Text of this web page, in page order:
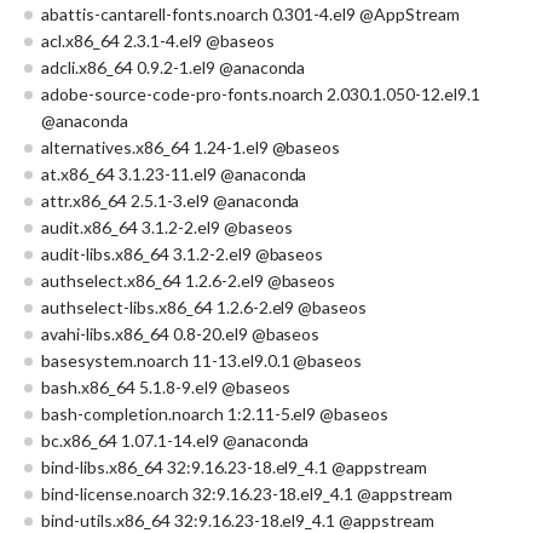
abattis-cantarell-fonts.noarch 0.301-4.el9 @AppStream
acl.x86_64 2.3.1-4.el9 @baseos
adcli.x86_64 0.9.2-1.el9 @anaconda
adobe-source-code-pro-fonts.noarch 2.030.1.050-12.el9.1
@anaconda
alternatives.x86_64 1.24-1.el9 @baseos
at.x86_64 3.1.23-11.el9 @anaconda
attr.x86_64 2.5.1-3.el9 @anaconda
audit.x86_64 3.1.2-2.el9 @baseos
audit-libs.x86_64 3.1.2-2.el9 @baseos
authselect.x86_64 1.2.6-2.el9 @baseos
authselect-libs.x86_64 1.2.6-2.el9 @baseos
avahi-libs.x86_64 0.8-20.el9 @baseos
basesystem.noarch 11-13.el9.0.1 @baseos
bash.x86_64 5.1.8-9.el9 @baseos
bash-completion.noarch 1:2.11-5.el9 @baseos
bc.x86_64 1.07.1-14.el9 @anaconda
bind-libs.x86_64 32:9.16.23-18.el9_4.1 @appstream
bind-license.noarch 32:9.16.23-18.el9_4.1 @appstream
bind-utils.x86_64 32:9.16.23-18.el9_4.1 @appstream